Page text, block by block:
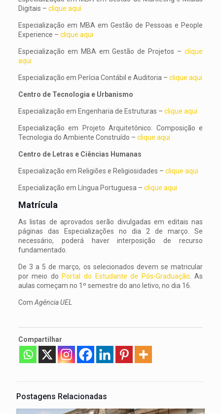
Digitais – clique aqui
Especialização em MBA em Gestão de Pessoas e People
Experience – clique aqui
Especialização em MBA em Gestão de Projetos –clique
aqui
Especialização em Perícia Contábil e Auditoria – clique aqui
Centro de Tecnologia e Urbanismo
Especialização em Engenharia de Estruturas – clique aqui
Especialização em Projeto Arquitetônico: Composição e
Tecnologia do Ambiente Construído – clique aqui
Centro de Letras e Ciências Humanas
Especialização em Religiões e Religiosidades – clique aqui
Especialização em Língua Portuguesa – clique aqui
Matrícula
As listas de aprovados serão divulgadas em editais nas
páginas das Especializações no dia 2 de março. Se
necessário, poderá haver interposição de recurso
fundamentado.
De 3 a 5 de março, os selecionados devem se matricular
por meio doPortal do Estudante de Pós-Graduação . As
aulas começam no 1º semestre do ano letivo, no dia 16.
Com Agência UEL
Compartilhar
Postagens Relacionadas